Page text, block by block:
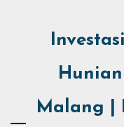
Malang |